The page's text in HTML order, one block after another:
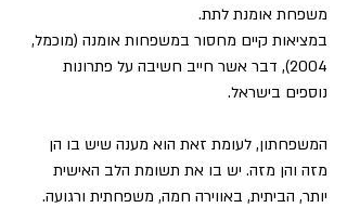
משפחת אומנת לתת.
במציאות קיים מחסור במשפחות אומנה (מוכמל,
2004), דבר אשר חייב חשיבה על פתרונות
נוספים בישראל.
המשפחתון, לעומת זאת הוא מענה שיש בו הן
מזה והן מזה. יש בו את תשומת הלב האישית
יותר, הביתית, באווירה חמה, משפחתית ורגועה.